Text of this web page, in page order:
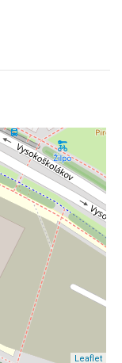
Leaflet